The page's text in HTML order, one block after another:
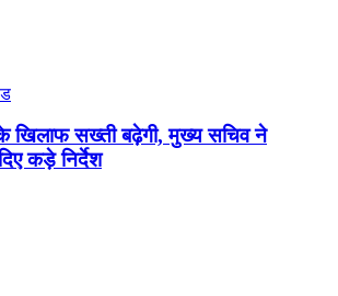
खिलाफ सख्ती बढ़ेगी, मुख्य सचिव ने
कड़े निर्देश